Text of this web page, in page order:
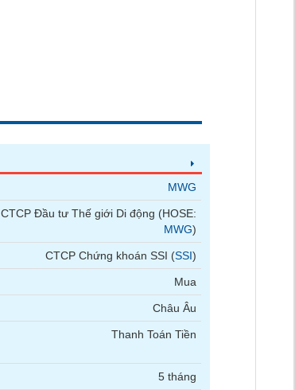
MWG
CTCP Đầu tư Thế giới Di động (HOSE:
MWG)
CTCP Chứng khoán SSI (SSI)
Mua
Châu Âu
Thanh Toán Tiền
5 tháng